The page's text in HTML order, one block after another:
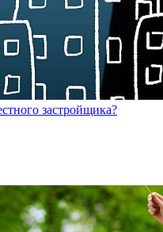
застройщика?